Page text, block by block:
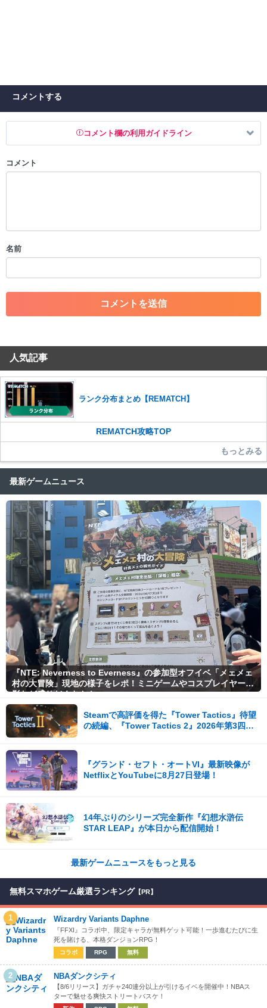
コメントする
コメント欄の利用ガイドライン
以下の書き込みを禁止とし、場合によってはコメント削除や書き込み制
・一度削除された投稿を再び投稿すること
・アカウントの売買など金銭が絡む内容の投稿
・各ゲームのネタバレを含む内容の投稿
・その他、管理者が不適切と判断した投稿
コメントの削除を申請する
せていただきます。ご了承ください。
※一度削除したコメントは復元ができませんのでご注意くだ
さい。
また、過度な利用規約の違反や、弊社に損害の及ぶ内容の書き込みがあ
った場合は、法的措置をとらせていただく場合もございますので、あら
かじめご理解くださいませ。
コメント
名前
人気記事
ランク分布まとめ【REMATCH】
REMATCH攻略TOP
もっとみる
最新ゲームニュース
『NTE: Neverness to Everness』の参加型オフイベ「メェメェ
村の大冒険」現地の様子をレポ！ミニゲームやコスプレイヤー撮
影など盛りだくさん！
Steamで高評価を得た『Tower Tactics』待望
の続編、『Tower Tactics 2』2026年第3四半
『グランド・セフト・オートVI』最新映像が
NetflixとYouTubeに8月27日登場！
14年ぶりのシリーズ完全新作『幻想水滸伝
STAR LEAP』が本日から配信開始！
最新ゲームニュースをもっと見る
無料スマホゲーム厳選ランキング 【PR】
1 Wizardry Variants Daphne
『FFXI』コラボ中、限定キャラが無料ゲット可能！一歩進むたびに生
死を賭ける、本格ダンジョンRPG！
コラボ RPG 無料
2 NBAダンクシティ
【8/6リリース】ガチャ240連分以上が引けるイベを開催中！NBAス
ターで魅せる爽快ストリートバスケ！